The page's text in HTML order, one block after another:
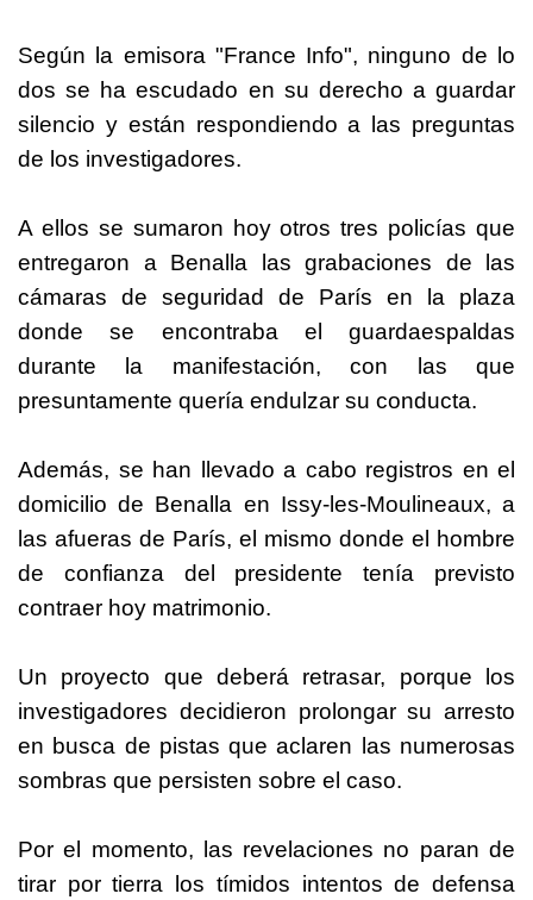
Según la emisora "France Info", ninguno de lo
dos se ha escudado en su derecho a guardar
silencio y están respondiendo a las preguntas
de los investigadores.
A ellos se sumaron hoy otros tres policías que
entregaron a Benalla las grabaciones de las
cámaras de seguridad de París en la plaza
donde se encontraba el guardaespaldas
durante la manifestación, con las que
presuntamente quería endulzar su conducta.
Además, se han llevado a cabo registros en el
domicilio de Benalla en Issy-les-Moulineaux, a
las afueras de París, el mismo donde el hombre
de confianza del presidente tenía previsto
contraer hoy matrimonio.
Un proyecto que deberá retrasar, porque los
investigadores decidieron prolongar su arresto
en busca de pistas que aclaren las numerosas
sombras que persisten sobre el caso.
Por el momento, las revelaciones no paran de
tirar por tierra los tímidos intentos de defensa